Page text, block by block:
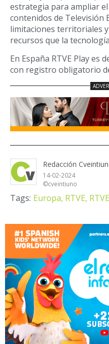
estrategia para ampliar
contenidos de Televisión
limitaciones territoriales
recursos que la
En España RTVE Play es
con registro obligatorio
Redacción
14-02-2024
©cveintiuno
Tags: Europa, RTVE,